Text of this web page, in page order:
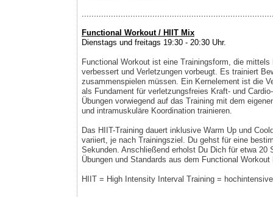
Functional Workout / HIIT Mix
Dienstags und freitags 19:30 - 20:30 Uhr.
Functional Workout ist eine Trainingsform, die
verbessert und Verletzungen vorbeugt. Es trainiert
zusammenspielen müssen. Ein Kernelement ist die
als Fundament für verletzungsfreies Kraft- und
Übungen vorwiegend auf das Training mit dem
und intramuskuläre Koordination trainieren.
Das HIIT-Training dauert inklusive Warm Up und
variiert, je nach Trainingsziel. Du gehst für eine
Sekunden. Anschließend erholst Du Dich für etwa 20
Übungen und Standards aus dem Functional Workout
HIIT = High Intensity Interval Training =